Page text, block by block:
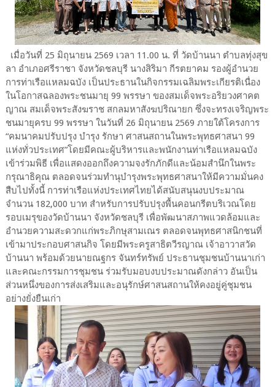
เมื่อวันที่ 25 มิถุนายน 2569 เวลา 11.00 น. ที่ วัดบ้านนา ตำบลทุ่งสุข
ลา อำเภอศรีราชา จังหวัดชลบุรี นางสิริมา กีรตยาคม รองผู้อำนวย
การท่าเรือแหลมฉบัง เป็นประธานในกิจกรรมเฉลิมพระเกียรติเนื่อง
ในโอกาสฉลองพระชนมายุ 99 พรรษา ของสมเด็จพระอริยวงศาคต
ญาณ สมเด็จพระสังฆราช สกลมหาสังฆปริณายก ซึ่งจะทรงเจริญพระ
ชนมายุครบ 99 พรรษา ในวันที่ 26 มิถุนายน 2569 ภายใต้โครงการ
“คมนาคมปรับปรุง บำรุง รักษา ศาสนสถานในพระพุทธศาสนา 99
แห่งทั่วประเทศ”โดยมีคณะผู้บริหารและพนักงานท่าเรือแหลมฉบัง
เข้าร่วมพิธี เพื่อแสดงออกถึงความจงรักภักดีและน้อมสำนึกในพระ
กรุณาธิคุณ ตลอดจนร่วมทำนุบำรุงพระพุทธศาสนาให้มีความมั่นคง
สืบไปทั้งนี้ การท่าเรือแห่งประเทศไทยได้สนับสนุนงบประมาณ
จำนวน 182,000 บาท สำหรับการปรับปรุงพื้นคอนกรีตบริเวณโดย
รอบเมรุของวัดบ้านนา จังหวัดชลบุรี เพื่อพัฒนาสภาพแวดล้อมและ
อำนวยความสะดวกแก่พระภิกษุสามเณร ตลอดจนพุทธศาสนิกชนที่
เข้ามาประกอบศาสนกิจ โดยมีพระครูสาธิตวีรญาณ เจ้าอาวาสวัด
บ้านนา พร้อมด้วยนายณฐกร จันทร์ทรัพย์ ประธานชุมชนบ้านนาเก่า
และคณะกรรมการชุมชน ร่วมรับมอบงบประมาณดังกล่าว อันเป็น
ส่วนหนึ่งของการส่งเสริมและอนุรักษ์ศาสนสถานให้คงอยู่คู่ชุมชน
อย่างยั่งยืนเก่า